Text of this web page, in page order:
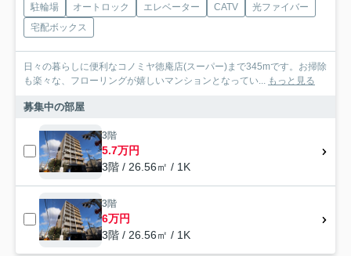
駐輪場 オートロック エレベーター CATV
光ファイバー
宅配ボックス
日々の暮らしに便利なコノミヤ徳庵店(スーパー)まで345mです。お掃除
も楽々な、フローリングが嬉しいマンションとなってい...
もっと見る
募集中の部屋
3階
5.7万円
3階 / 26.56㎡ / 1K
3階
6万円
3階 / 26.56㎡ / 1K